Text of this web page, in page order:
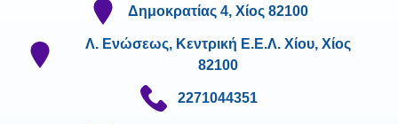
Δημοκρατίας 4, Χίος 82100
Λ. Ενώσεως, Κεντρική Ε.Ε.Λ. Χίου, Χίος
82100
2271044351